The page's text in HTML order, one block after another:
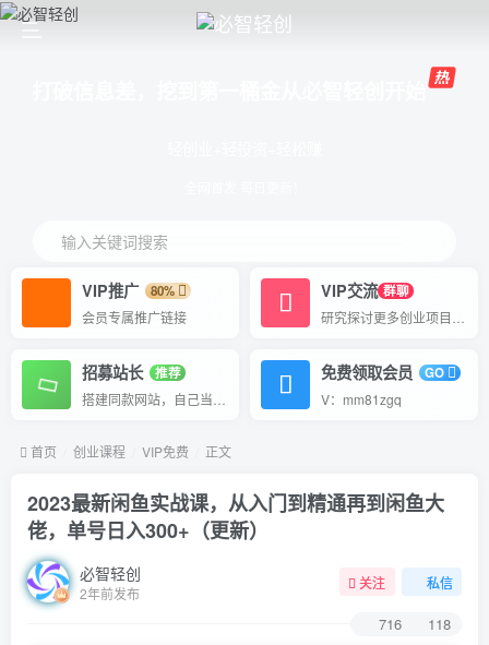
输入关键词搜索
VIP推广
80%
会员专属推广链接
VIP交流 群聊
招募站长
推荐
免费领取会员
GO
V：mm81zgq
首页 创业课程 VIP免费 正文
2023最新闲鱼实战课，从入门到精通再到闲鱼大
佬，单号日入300+（更新）
必智轻创
2年前发布
关注 私信
716 118